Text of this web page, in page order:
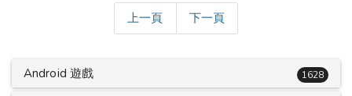
上一頁 下一頁
Android 遊戲 1628